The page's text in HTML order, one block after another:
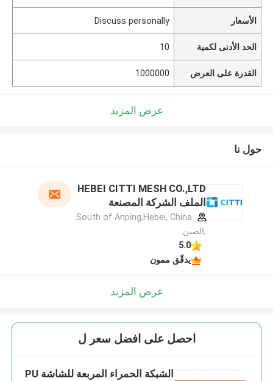
الأسعار Discuss personally
الحد الأدنى لكمية 10
القدرة على العرض 1000000
عرض المزيد
حول نا
HEBEI CITTI MESH CO.,LTD
الملف الشركة المصنعة
,الصين
5.0
يدقّق ممون
عرض المزيد
احصل على افضل سعر ل
الشبكة الحمراء المربعة للشاشة PU